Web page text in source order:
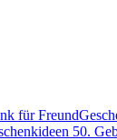
für Freund
50.